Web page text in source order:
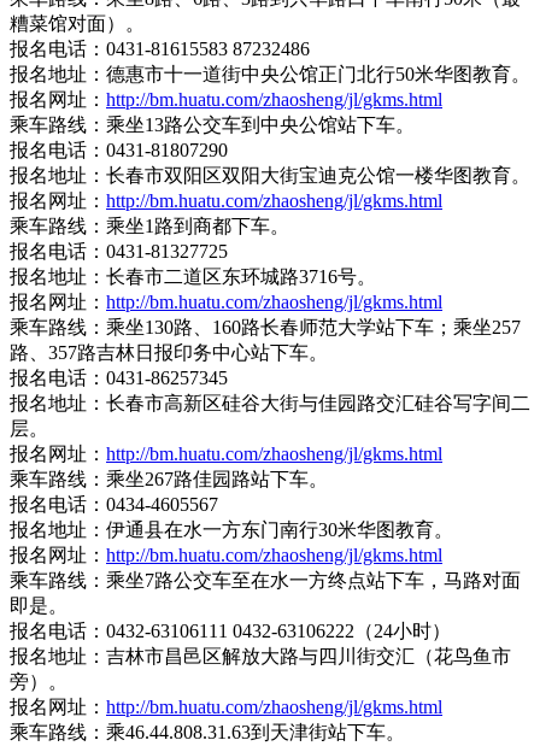
糟菜馆对面）。
报名电话：0431-81615583 87232486
报名地址：德惠市十一道街中央公馆正门北行50米华图教育。
报名网址： http://bm.huatu.com/zhaosheng/jl/gkms.html
乘车路线：乘坐13路公交车到中央公馆站下车。
报名电话：0431-81807290
报名地址：长春市双阳区双阳大街宝迪克公馆一楼华图教育。
报名网址： http://bm.huatu.com/zhaosheng/jl/gkms.html
乘车路线：乘坐1路到商都下车。
报名电话：0431-81327725
报名地址：长春市二道区东环城路3716号。
报名网址： http://bm.huatu.com/zhaosheng/jl/gkms.html
乘车路线：乘坐130路、160路长春师范大学站下车；乘坐257
路、357路吉林日报印务中心站下车。
报名电话：0431-86257345
报名地址：长春市高新区硅谷大街与佳园路交汇硅谷写字间二
层。
报名网址： http://bm.huatu.com/zhaosheng/jl/gkms.html
乘车路线：乘坐267路佳园路站下车。
报名电话：0434-4605567
报名地址：伊通县在水一方东门南行30米华图教育。
报名网址： http://bm.huatu.com/zhaosheng/jl/gkms.html
乘车路线：乘坐7路公交车至在水一方终点站下车，马路对面
即是。
报名电话：0432-63106111 0432-63106222（24小时）
报名地址：吉林市昌邑区解放大路与四川街交汇（花鸟鱼市
旁）。
报名网址： http://bm.huatu.com/zhaosheng/jl/gkms.html
乘车路线：乘46.44.808.31.63到天津街站下车。